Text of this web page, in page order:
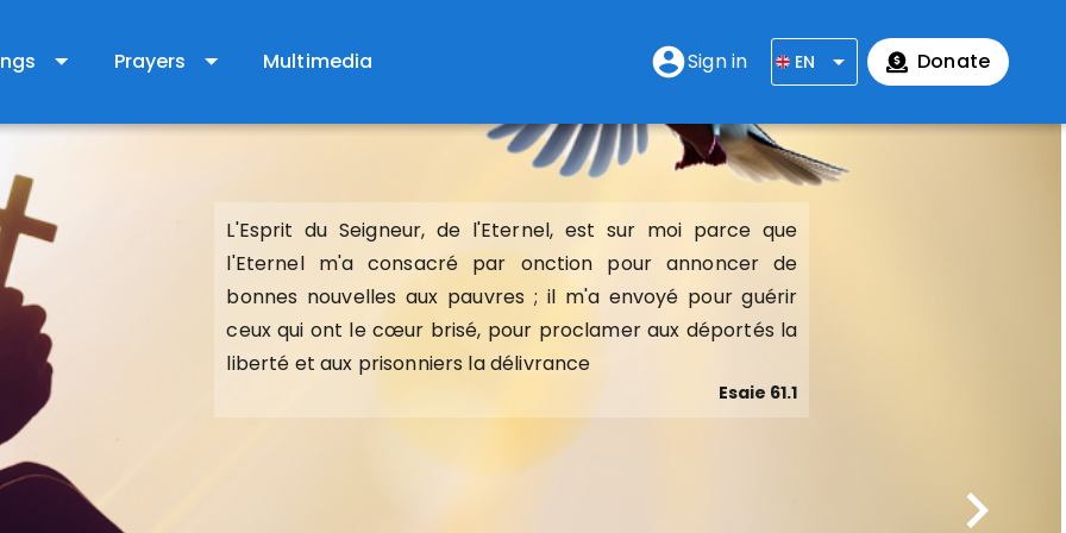
arrow_drop_down Prayers arrow_drop_down Multimedia account_circleSign in EN arrow_drop_down Donate
L'Esprit du Seigneur, de l'Eternel, est sur moi parce que
l'Eternel m'a consacré par onction pour annoncer de
bonnes nouvelles aux pauvres ; il m'a envoyé pour guérir
ceux qui ont le cœur brisé, pour proclamer aux déportés la
liberté et aux prisonniers la délivrance
Esaie 61.1
L'Esprit du Seigneur, de l'Eternel, est sur moi parce que
l'Eternel m'a consacré par onction pour annoncer de
bonnes nouvelles aux pauvres ; il m'a envoyé pour guérir
ceux qui ont le cœur brisé, pour proclamer aux déportés la
liberté et aux prisonniers la délivrance
Esaie 61.1
chevron_right